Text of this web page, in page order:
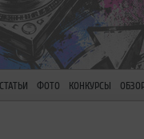
СТАТЬИ ФОТО КОНКУРСЫ